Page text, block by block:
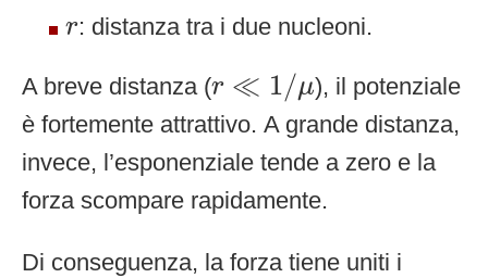
r
r : distanza tra i due nucleoni.
A breve distanza (r ≪ 1/μ
r≪1 /μ
), il potenziale
è fortemente attrattivo. A grande distanza,
invece, l’esponenziale tende a zero e la
forza scompare rapidamente.
Di conseguenza, la forza tiene uniti i